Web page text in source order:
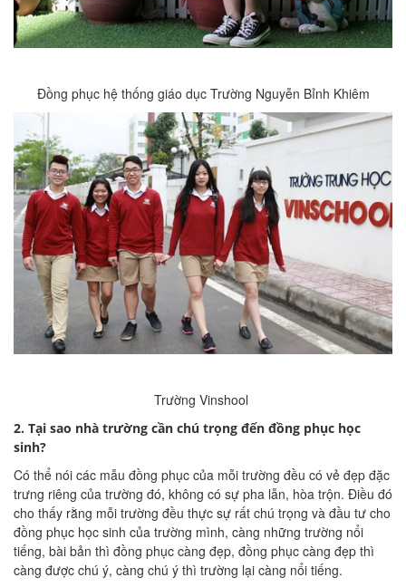
Đồng phục hệ thống giáo dục Trường Nguyễn Bỉnh Khiêm
Trường Vinshool
2. Tại sao nhà trường cần chú trọng đến đồng phục học
sinh?
Có thể nói các mẫu đồng phục của mỗi trường đều có vẻ đẹp đặc
trưng riêng của trường đó, không có sự pha lẫn, hòa trộn. Điều đó
cho thấy rằng mỗi trường đều thực sự rất chú trọng và đầu tư cho
đồng phục học sinh của trường mình, càng những trường nổi
tiếng, bài bản thì đồng phục càng đẹp, đồng phục càng đẹp thì
càng được chú ý, càng chú ý thì trường lại càng nổi tiếng.